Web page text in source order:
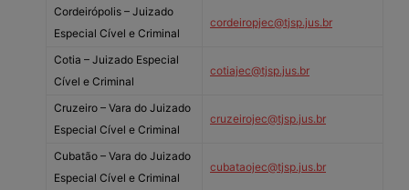
Cordeirópolis – Juizado
Especial Cível e Criminal
cordeiropjec@tjsp.jus.br
Cotia – Juizado Especial
Cível e Criminal
cotiajec@tjsp.jus.br
Cruzeiro – Vara do Juizado
Especial Cível e Criminal
cruzeirojec@tjsp.jus.br
Cubatão – Vara do Juizado
Especial Cível e Criminal
cubataojec@tjsp.jus.br